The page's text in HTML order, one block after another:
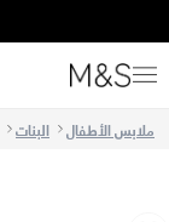
ملابس الأطفال البنات